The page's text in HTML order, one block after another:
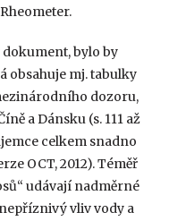
bylo by
obsahuje mj. tabulky
dozoru,
a Dánsku (s. 111 až
celkem snadno
OCT, 2012). Téměř
udávají nadměrné
vliv vody a